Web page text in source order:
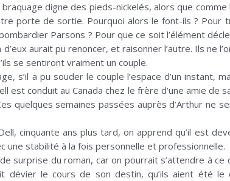
digne des pieds-nickelés, alors que
porte de sortie. Pourquoi alors le font-ils ? Pour
Parsons ? Pour que ce soit l’élément
d’eux aurait pu renoncer, et raisonner l’autre. Ils
se sentiront vraiment un couple.
s’il a pu souder le couple l’espace d’un instant,
est conduit au Canada chez le frère d’une amie de
quelques semaines passées auprès d’Arthur
cinquante ans plus tard, on apprend qu’il est
une stabilité à la fois personnelle et professionnelle.
surprise du roman, car on pourrait s’attendre à
dévier le cours de son destin, qu’ils aient été le